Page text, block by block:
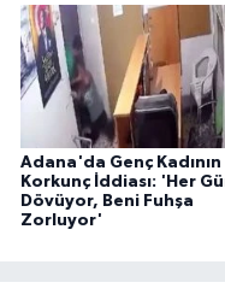
Adana'da Genç Kadının
Korkunç İddiası: 'Her
Dövüyor, Beni Fuhşa
Zorluyor'